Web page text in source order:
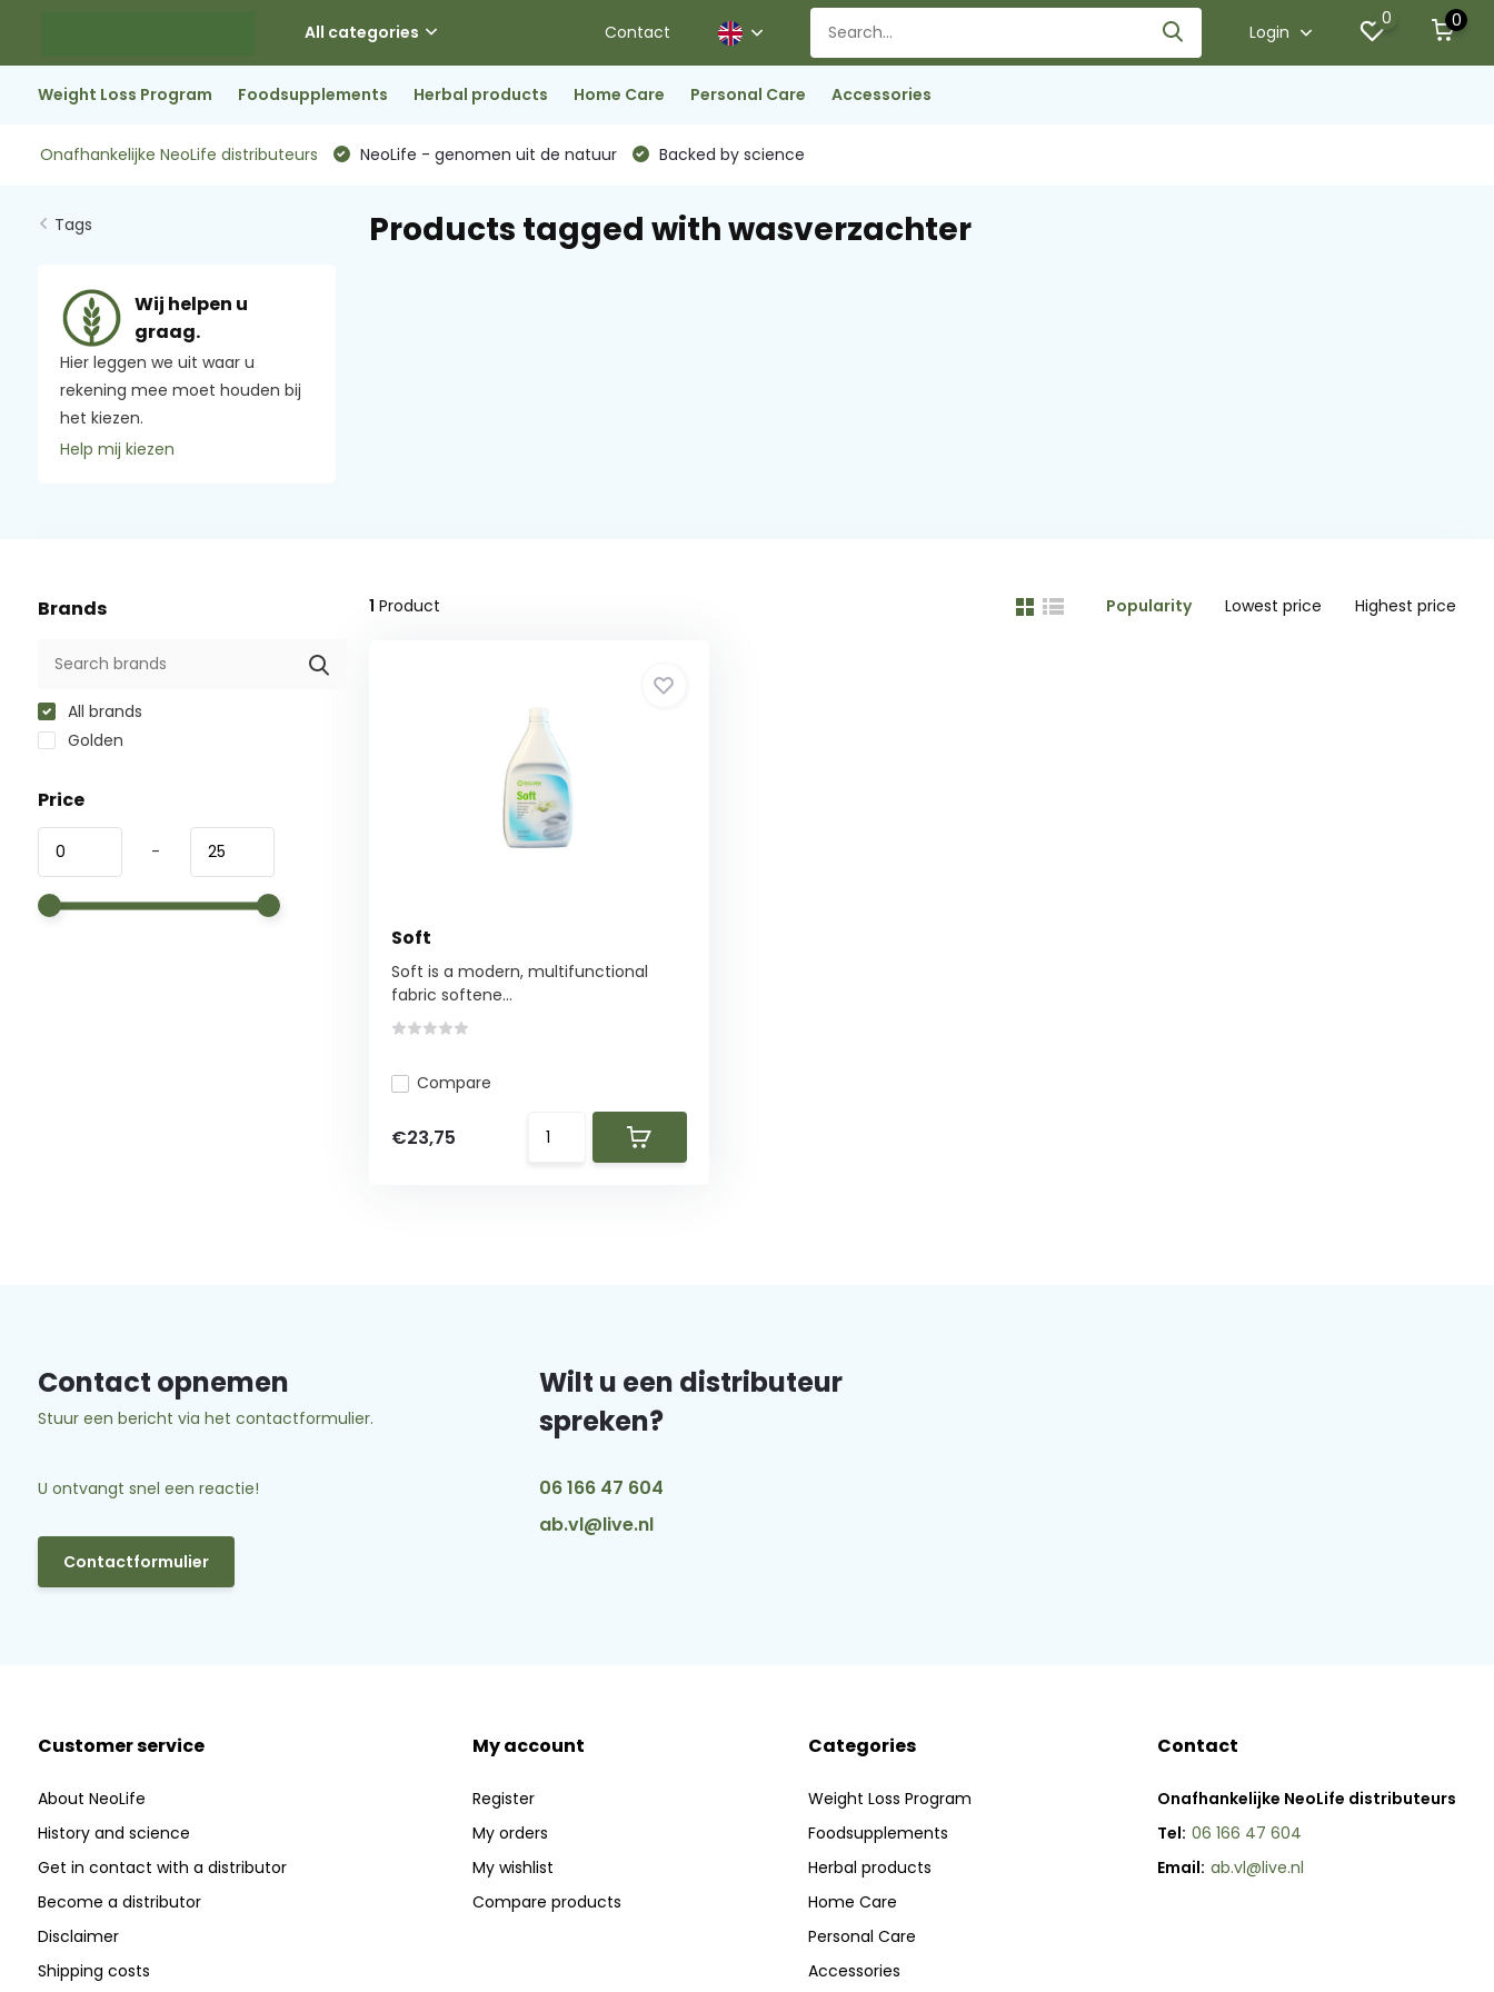
All categories Contact Login
0 0
Weight Loss Program Foodsupplements Herbal products Home Care Personal Care Accessories
Onafhankelijke NeoLife distributeurs NeoLife - genomen uit de natuur Backed by science
Tags
Wij helpen u
graag.
Hier leggen we uit waar u
rekening mee moet houden bij
het kiezen.
Help mij kiezen
Products tagged with wasverzachter
Brands
All brands
Golden
Price
-
1 Product Popularity Lowest price Highest price
Soft
Soft is a modern, multifunctional
fabric softene...
Compare
€23,75
Contact opnemen
Stuur een bericht via het contactformulier.
U ontvangt snel een reactie!
Contactformulier
Wilt u een distributeur
spreken?
06 166 47 604
ab.vl@live.nl
Customer service
About NeoLife
History and science
Get in contact with a distributor
Become a distributor
Disclaimer
Shipping costs
My account
Register
My orders
My wishlist
Compare products
Categories
Weight Loss Program
Foodsupplements
Herbal products
Home Care
Personal Care
Accessories
Contact
Onafhankelijke NeoLife distributeurs
Tel: 06 166 47 604
Email: ab.vl@live.nl